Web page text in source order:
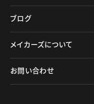
ブログ
メイカーズについて
お問い合わせ